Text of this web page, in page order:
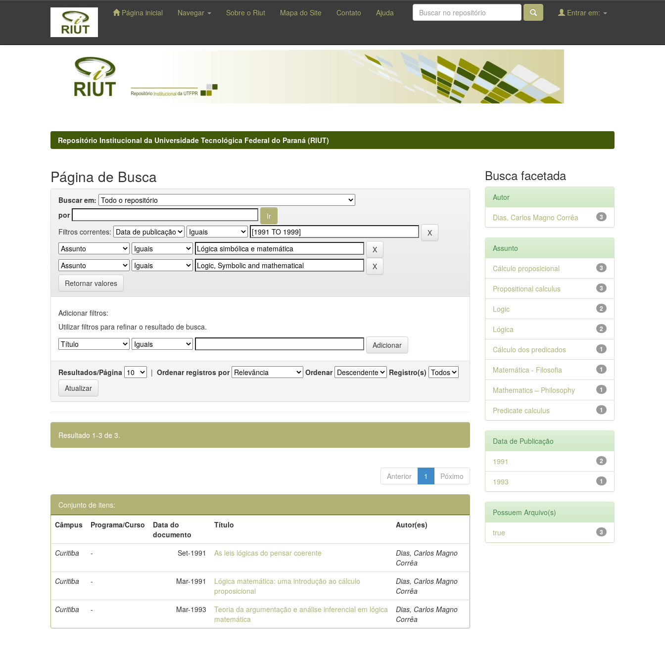
navigation
Página inicial Navegar Sobre o Riut Mapa do Site Contato Ajuda Entrar em:
Repositório Institucional da Universidade Tecnológica Federal do Paraná (RIUT)
Página de Busca
Buscar em:
por
Filtros correntes:
Retornar valores
Adicionar filtros:
Utilizar filtros para refinar o resultado de busca.
Resultados/Página | Ordenar registros por Ordenar Registro(s)
Resultado 1-3 de 3.
Anterior 1 Póximo
Conjunto de itens:
Câmpus
Programa/Curso
Data do
documento
Título Autor(es)
Curitiba - Set-1991 As leis lógicas do pensar coerente
Dias, Carlos Magno
Corrêa
Curitiba
- Mar-1991
Lógica matemática: uma introdução ao cálculo
proposicional
Dias, Carlos Magno
Corrêa
Curitiba
- Mar-1993
Teoria da argumentação e análise inferencial em lógica
matemática
Dias, Carlos Magno
Corrêa
Busca facetada
Autor
3
Dias, Carlos Magno Corrêa
Assunto
3
Cálculo proposicional
3
Propositional calculus
2
Logic
2
Lógica
1
Cálculo dos predicados
1
Matemática - Filosofia
1
Mathematics – Philosophy
1
Predicate calculus
Data de Publicação
2
1991
1
1993
Possuem Arquivo(s)
3
true